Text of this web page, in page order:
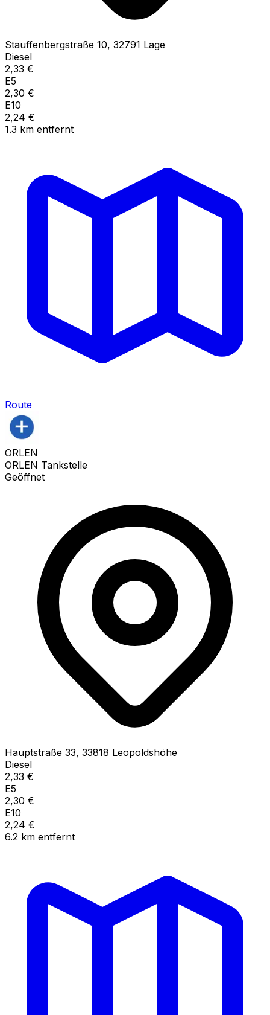
Stauffenbergstraße 10, 32791 Lage
Diesel
2,33 €
E5
2,30 €
E10
2,24 €
1.3 km entfernt
Route
ORLEN
ORLEN Tankstelle
Geöffnet
Hauptstraße 33, 33818 Leopoldshöhe
Diesel
2,33 €
E5
2,30 €
E10
2,24 €
6.2 km entfernt